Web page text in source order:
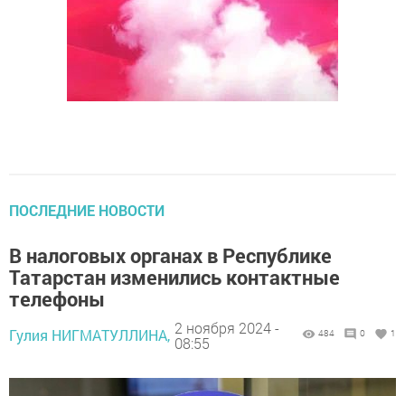
ПОСЛЕДНИЕ НОВОСТИ
В налоговых органах в Республике
Татарстан изменились контактные
телефоны
Гулия НИГМАТУЛЛИНА, 2 ноября 2024 -
08:55
484 0 1